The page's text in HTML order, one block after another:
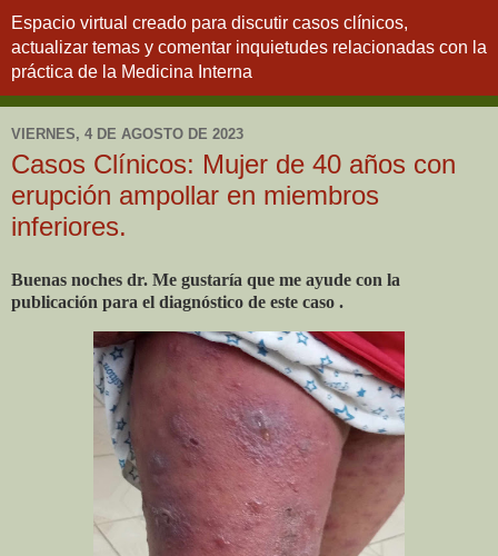
Espacio virtual creado para discutir casos clínicos,
actualizar temas y comentar inquietudes relacionadas con la
práctica de la Medicina Interna
VIERNES, 4 DE AGOSTO DE 2023
Casos Clínicos: Mujer de 40 años con
erupción ampollar en miembros
inferiores.
Buenas noches dr. Me gustaría que me ayude con la
publicación para el diagnóstico de este caso .